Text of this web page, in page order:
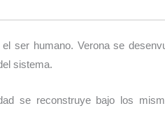
ser humano. Verona se
sistema.
se reconstruye bajo los